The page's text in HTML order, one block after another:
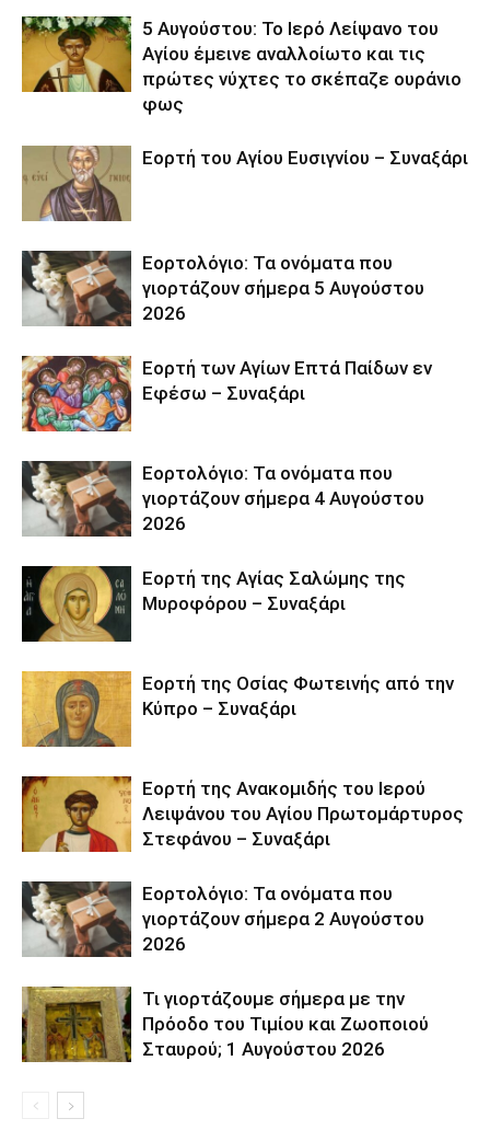
5 Αυγούστου: Το Ιερό Λείψανο του
Αγίου έμεινε αναλλοίωτο και τις
πρώτες νύχτες το σκέπαζε ουράνιο
φως
Εορτή του Αγίου Ευσιγνίου – Συναξάρι
Εορτολόγιο: Τα ονόματα που
γιορτάζουν σήμερα 5 Αυγούστου
2026
Εορτή των Αγίων Επτά Παίδων εν
Εφέσω – Συναξάρι
Εορτολόγιο: Τα ονόματα που
γιορτάζουν σήμερα 4 Αυγούστου
2026
Εορτή της Αγίας Σαλώμης της
Μυροφόρου – Συναξάρι
Εορτή της Οσίας Φωτεινής από την
Κύπρο – Συναξάρι
Εορτή της Ανακομιδής του Ιερού
Λειψάνου του Αγίου Πρωτομάρτυρος
Στεφάνου – Συναξάρι
Εορτολόγιο: Τα ονόματα που
γιορτάζουν σήμερα 2 Αυγούστου
2026
Τι γιορτάζουμε σήμερα με την
Πρόοδο του Τιμίου και Ζωοποιού
Σταυρού; 1 Αυγούστου 2026